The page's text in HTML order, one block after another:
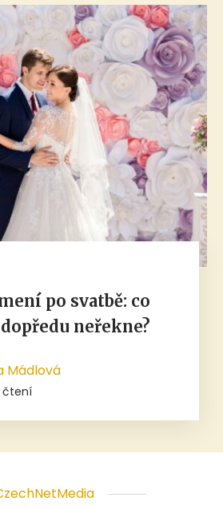
po svatbě: co
neřekne?
Mádlová
čtení